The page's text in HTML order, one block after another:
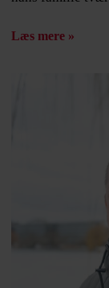
Læs mere »